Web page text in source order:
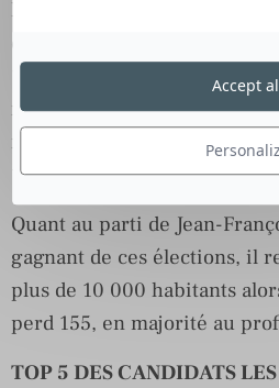
18 957 le 24 mars, le parti
remporte finalement que 14
médiatisation du FN, à
1er tour, a mobilisé les
Quant au parti de Jean-
gagnant de ces élections, il
plus de 10 000 habitants
perd 155, en majorité au
TOP 5 DES CANDIDATS
Accept